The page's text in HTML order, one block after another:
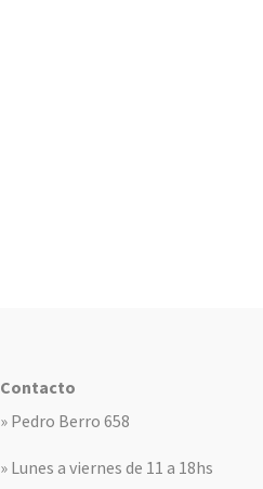
Contacto
» Pedro Berro 658
» Lunes a viernes de 11 a 18hs